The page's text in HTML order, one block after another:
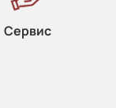
Сервис